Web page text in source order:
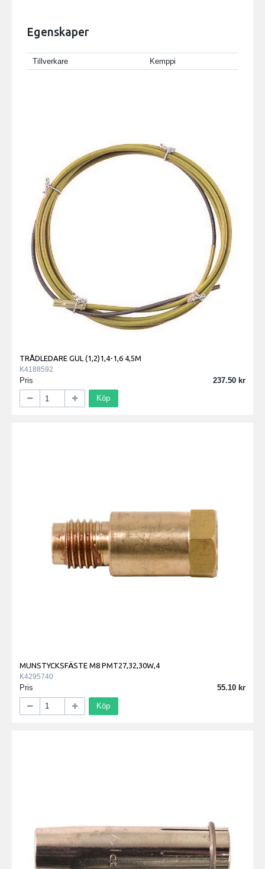
Egenskaper
Tillverkare Kemppi
TRÅDLEDARE GUL (1,2)1,4-1,6 4,5M
K4188592
Pris 237.50
Köp
MUNSTYCKSFÄSTE M8 PMT27,32,30W,4
K4295740
Pris 55.10
Köp